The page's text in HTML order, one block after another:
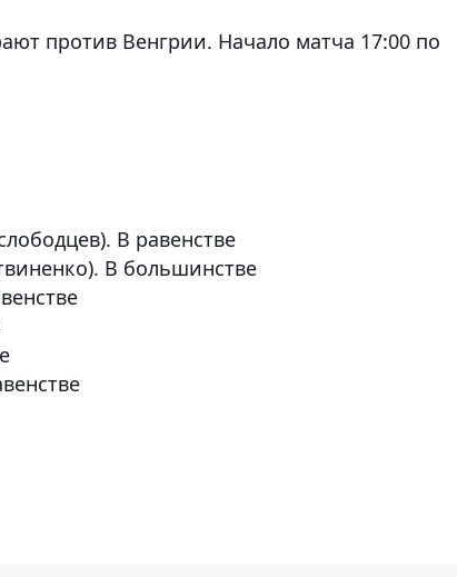
против Венгрии. Начало матча 17:00 по
В равенстве
В большинстве